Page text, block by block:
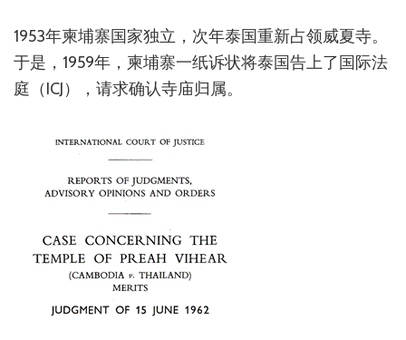
1953年柬埔寨国家独立，次年泰国重新占领威夏寺。
于是，1959年，柬埔寨一纸诉状将泰国告上了国际法
庭（ICJ），请求确认寺庙归属。